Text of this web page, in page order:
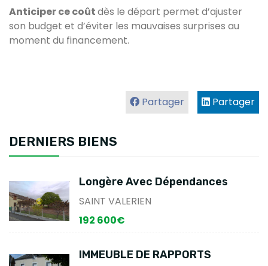
Anticiper ce coûtdès le départ permet d’ajuster
son budget et d’éviter les mauvaises surprises au
moment du financement.
Partager
Partager
DERNIERS BIENS
Longère Avec Dépendances
SAINT VALERIEN
192 600€
IMMEUBLE DE RAPPORTS